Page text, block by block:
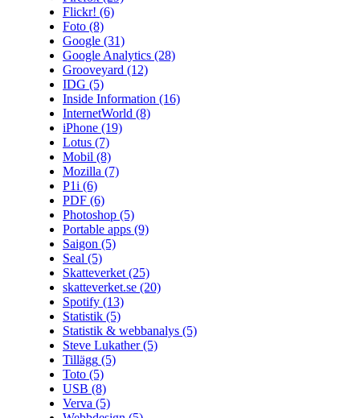
Flickr! (6)
Foto (8)
Google (31)
Google Analytics (28)
Grooveyard (12)
IDG (5)
Inside Information (16)
InternetWorld (8)
iPhone (19)
Lotus (7)
Mobil (8)
Mozilla (7)
P1i (6)
PDF (6)
Photoshop (5)
Portable apps (9)
Saigon (5)
Seal (5)
Skatteverket (25)
skatteverket.se (20)
Spotify (13)
Statistik (5)
Statistik & webbanalys (5)
Steve Lukather(5)
Tillägg (5)
Toto (5)
USB (8)
Verva (5)